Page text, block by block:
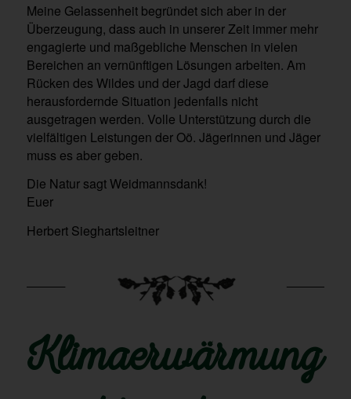
Meine Gelassenheit begründet sich aber in der
Überzeugung, dass auch in unserer Zeit immer mehr
engagierte und maßgebliche Menschen in vielen
Bereichen an vernünftigen Lösungen arbeiten. Am
Rücken des Wildes und der Jagd darf diese
herausfordernde Situation jedenfalls nicht
ausgetragen werden. Volle Unterstützung durch die
vielfältigen Leistungen der Oö. Jägerinnen und Jäger
muss es aber geben.
Die Natur sagt Weidmannsdank!
Euer
Herbert Sieghartsleitner
Klimaerwärmung